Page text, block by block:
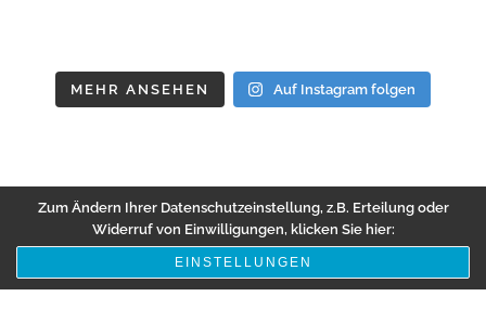
MEHR ANSEHEN Auf Instagram folgen
Zum Ändern Ihrer Datenschutzeinstellung, z.B. Erteilung oder
Widerruf von Einwilligungen, klicken Sie hier:
EINSTELLUNGEN